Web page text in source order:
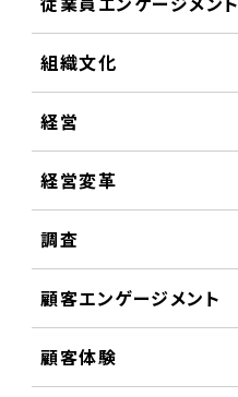
組織文化
経営
経営変革
調査
顧客エンゲージメント
顧客体験